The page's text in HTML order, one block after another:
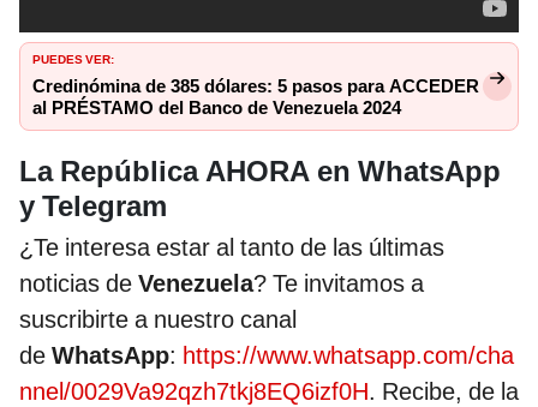
PUEDES VER:
Credinómina de 385 dólares: 5 pasos para ACCEDER
al PRÉSTAMO del Banco de Venezuela 2024
La República AHORA en WhatsApp
y Telegram
¿Te interesa estar al tanto de las últimas
noticias de Venezuela? Te invitamos a
suscribirte a nuestro canal
de WhatsApp: https://www.whatsapp.com/cha
nnel/0029Va92qzh7tkj8EQ6izf0H. Recibe, de la